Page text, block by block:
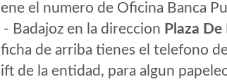
el numero de Oficina Banca
Badajoz en la direccion Plaza De
de arriba tienes el telefono
de la entidad, para algun